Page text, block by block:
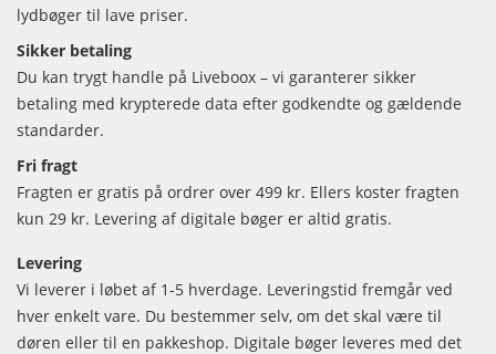
lydbøger til lave priser.
Sikker betaling
Du kan trygt handle på Liveboox – vi garanterer sikker
betaling med krypterede data efter godkendte og gældende
standarder.
Fri fragt
Fragten er gratis på ordrer over 499 kr. Ellers koster fragten
kun 29 kr. Levering af digitale bøger er altid gratis.
Levering
Vi leverer i løbet af 1-5 hverdage. Leveringstid fremgår ved
hver enkelt vare. Du bestemmer selv, om det skal være til
døren eller til en pakkeshop. Digitale bøger leveres med det